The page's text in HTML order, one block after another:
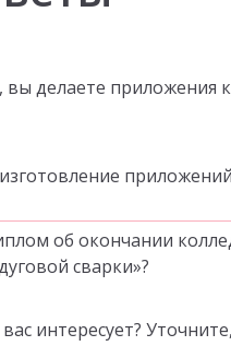
делаете приложения
об окончании
сварки»?
интересует?